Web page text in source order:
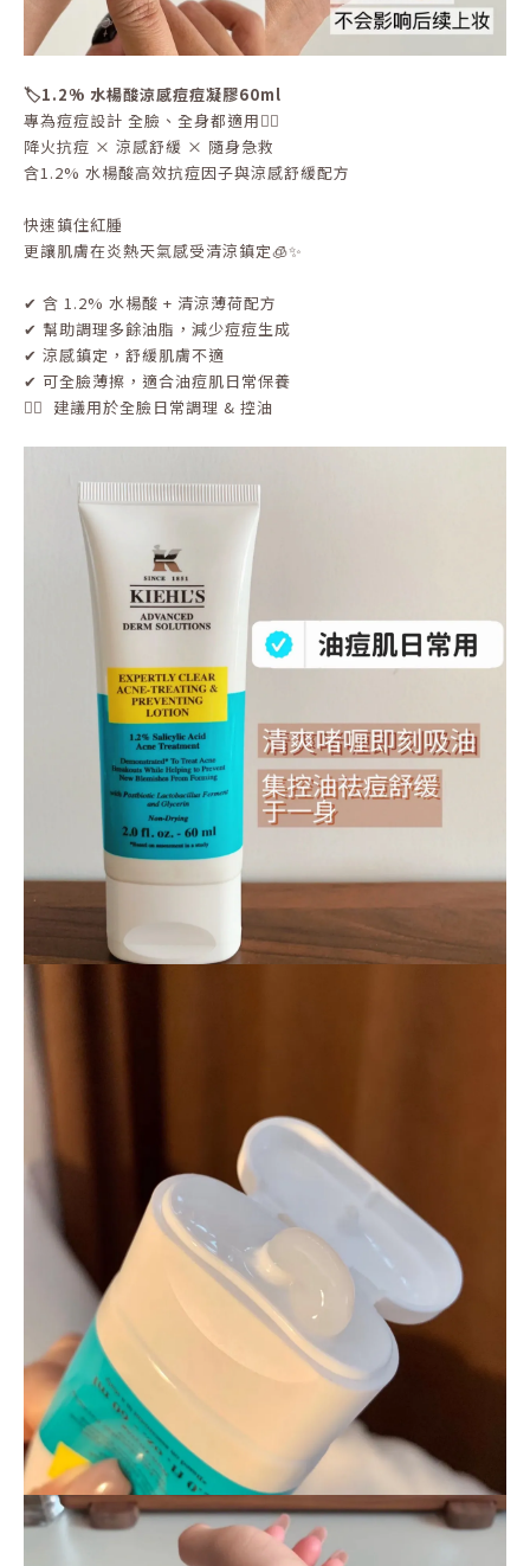
🏷️1.2% 水楊酸涼感痘痘凝膠60ml
專為痘痘設計 全臉、全身都適用👌🏻
降火抗痘 × 涼感舒緩 × 隨身急救
含1.2% 水楊酸高效抗痘因子與涼感舒緩配方
快速鎮住紅腫
更讓肌膚在炎熱天氣感受清涼鎮定🧊✨
✔ 含 1.2% 水楊酸 + 清涼薄荷配方
✔ 幫助調理多餘油脂，減少痘痘生成
✔ 涼感鎮定，舒緩肌膚不適
✔ 可全臉薄擦，適合油痘肌日常保養
👉🏻 建議用於全臉日常調理 & 控油